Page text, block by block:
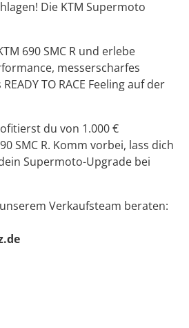
Die KTM Supermoto
690 SMC R und erlebe
messerscharfes
TO RACE Feeling auf der
du von 1.000 €
SMC R. Komm vorbei, lass dich
Supermoto-Upgrade bei
Verkaufsteam beraten: